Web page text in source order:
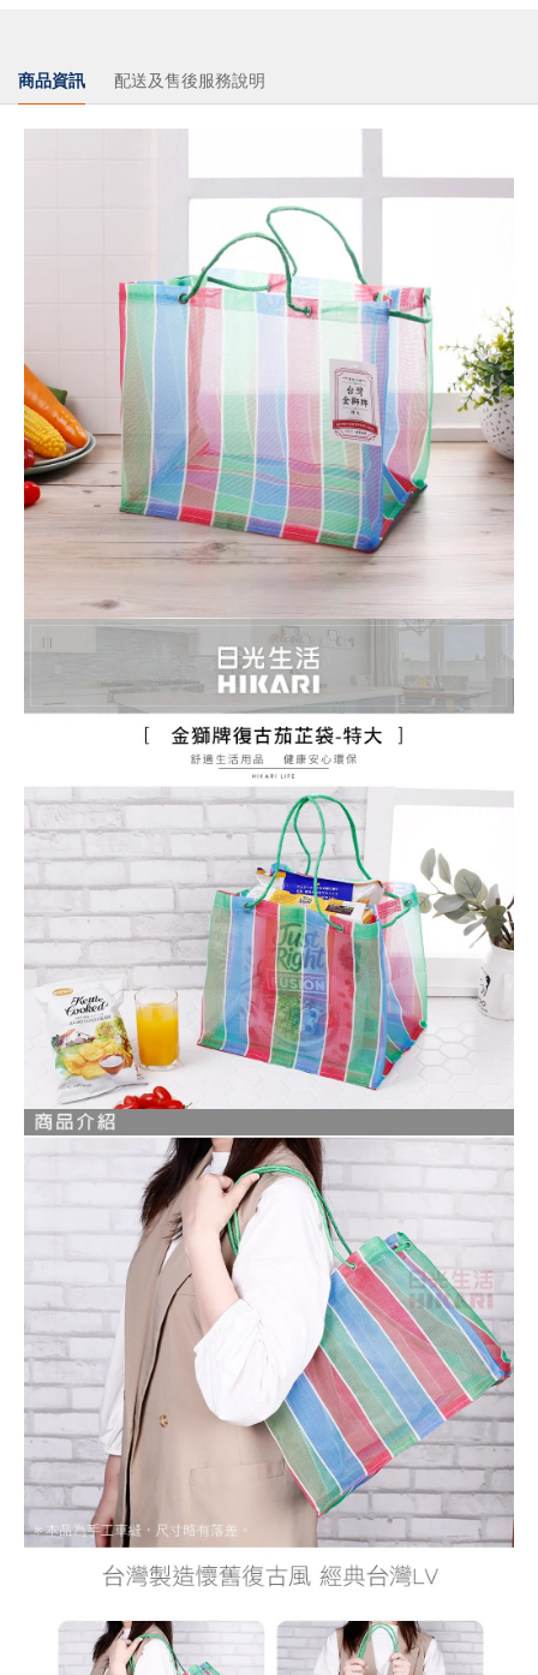
商品資訊 配送及售後服務說明